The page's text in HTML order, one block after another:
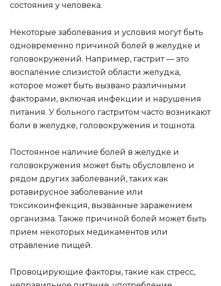
состояния у человека.
Некоторые заболевания и условия могут быть
одновременно причиной болей в желудке и
головокружений. Например, гастрит — это
воспаление слизистой области желудка,
которое может быть вызвано различными
факторами, включая инфекции и нарушения
питания. У больного гастритом часто возникают
боли в желудке, головокружения и тошнота.
Постоянное наличие болей в желудке и
головокружения может быть обусловлено и
рядом других заболеваний, таких как
ротавирусное заболевание или
токсикоинфекция, вызванные заражением
организма. Также причиной болей может быть
прием некоторых медикаментов или
отравление пищей.
Провоцирующие факторы, такие как стресс,